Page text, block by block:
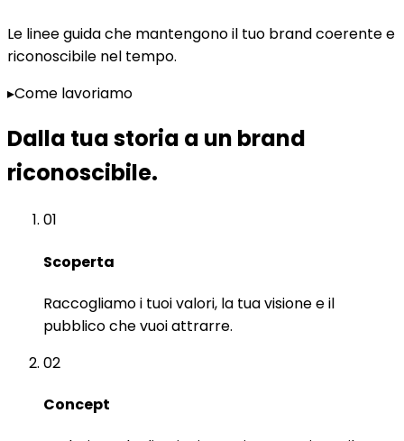
Le linee guida che mantengono il tuo brand coerente e
riconoscibile nel tempo.
▸Come lavoriamo
Dalla tua storia a un brand
riconoscibile.
01
Scoperta
Raccogliamo i tuoi valori, la tua visione e il
pubblico che vuoi attrarre.
02
Concept